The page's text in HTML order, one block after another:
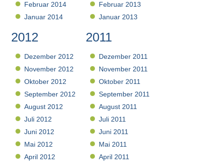
Februar 2014
Januar 2014
Februar 2013
Januar 2013
2012
Dezember 2012
November 2012
Oktober 2012
September 2012
August 2012
Juli 2012
Juni 2012
Mai 2012
April 2012
2011
Dezember 2011
November 2011
Oktober 2011
September 2011
August 2011
Juli 2011
Juni 2011
Mai 2011
April 2011